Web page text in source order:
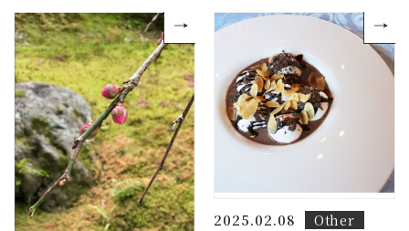
2025.02.08 Other